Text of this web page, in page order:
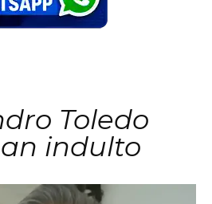
Toledo
indulto